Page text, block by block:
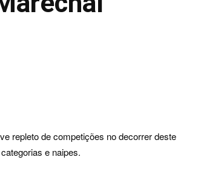
repleto de competições no decorrer deste
e naipes.